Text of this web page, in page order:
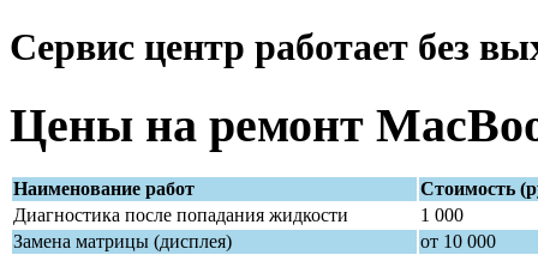
Сервис центр работает без
Цены на ремонт
Наименование работ
Стоимость
Диагностика после попадания жидкости
1 000
Замена матрицы (дисплея)
от 10 000